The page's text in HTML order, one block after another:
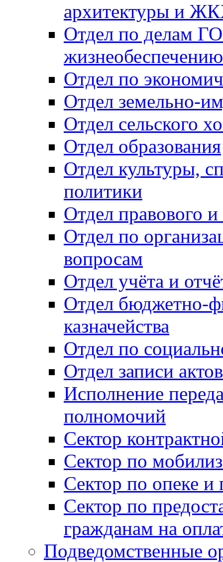
архитектуры и
Отдел по делам
Отдел по
Отдел земельно-
Отдел сельского
Отдел образования
Отдел культуры,
политики
Отдел правового
Отдел по
вопросам
Отдел учёта и
Отдел бюджетно-
казначейства
Отдел по
Отдел записи
Исполнение
полномочий
Сектор
Сектор по
Сектор по опеке и
Сектор по
гражданам на
Подведомственные